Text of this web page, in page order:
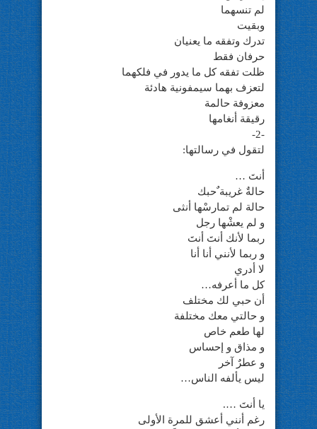
لم تنسهما
وبقيت
تدرك وتفقه ما يعنيان
حرفان فقط
ظلت تفقه كل ما يدور في فلكهما
لتعزف بهما سيمفونية هادئة
معزوفة حالمة
رقيقة أنغامها
-2-
لتقول في رسالتها:
أنتَ …
حالةٌ غريبة ٌحبك
حالة لم تمارسْها أنثى
و لم يعشْها رجل
ربما لأنك أنتَ أنتَ
و ربما لأنني أنا أنا
لا أدري
كل ما أعرفه…
أن حبي لك مختلف
و حالتي معك مختلفة
لها طعم خاص
و مذاق و إحساس
و عطرٌ آخر
ليس يألفه الناس…
يا أنتَ ….
رغم أنني أعشق للمرة الأولى